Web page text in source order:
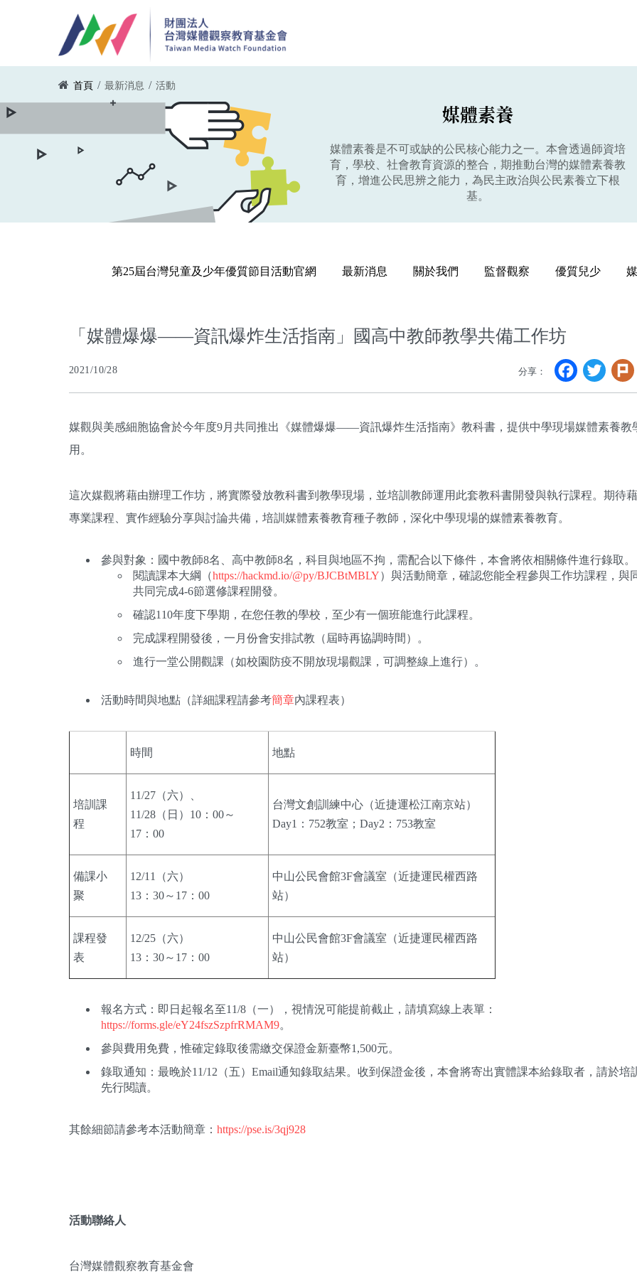
您在這裡
首頁 / 最新消息 / 活動
媒體素養
媒體素養是不可或缺的公民核心能力之一。本會透過師資培
育，學校、社會教育資源的整合，期推動台灣的媒體素養教
育，增進公民思辨之能力，為民主政治與公民素養立下根
基。
第25屆台灣兒童及少年優質節目活動官網 最新消息 關於我們 監督觀察 優質兒少
「媒體爆爆——資訊爆炸生活指南」國高中教師教學共備工作坊
2021/10/28 分享：
媒觀與美感細胞協會於今年度9月共同推出《媒體爆爆——資訊爆炸生活指南》教科書，提供中學現場媒體素養教
用。
這次媒觀將藉由辦理工作坊，將實際發放教科書到教學現場，並培訓教師運用此套教科書開發與執行課程。期待
專業課程、實作經驗分享與討論共備，培訓媒體素養教育種子教師，深化中學現場的媒體素養教育。
參與對象：國中教師8名、高中教師8名，科目與地區不拘，需配合以下條件，本會將依相關條件進行錄取。
閱讀課本大綱（https://hackmd.io/@py/BJCBtMBLY）與活動簡章，確認您能全程參與工作坊課程，與
共同完成4-6節選修課程開發。
確認110年度下學期，在您任教的學校，至少有一個班能進行此課程。
完成課程開發後，一月份會安排試教（屆時再協調時間）。
進行一堂公開觀課（如校園防疫不開放現場觀課，可調整線上進行）。
活動時間與地點（詳細課程請參考簡章內課程表）
時間 地點
培訓課
程
11/27（六）、
11/28（日）10：00～
17：00
台灣文創訓練中心（近捷運松江南京站）
Day1：752教室；Day2：753教室
備課小
聚
12/11（六）
13：30～17：00
中山公民會館3F會議室（近捷運民權西路
站）
課程發
表
12/25（六）
13：30～17：00
中山公民會館3F會議室（近捷運民權西路
站）
報名方式：即日起報名至11/8（一），視情況可能提前截止，請填寫線上表單：
https://forms.gle/eY24fszSzpfrRMAM9。
參與費用免費，惟確定錄取後需繳交保證金新臺幣1,500元。
錄取通知：最晚於11/12（五）Email通知錄取結果。收到保證金後，本會將寄出實體課本給錄取者，請於培
先行閱讀。
其餘細節請參考本活動簡章： https://pse.is/3qj928
活動聯絡人
台灣媒體觀察教育基金會